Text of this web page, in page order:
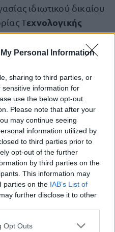
Personal Information
sharing to third parties, or
information for
use the below opt-out
Please note that after your
may continue seeing
information utilized by
to third parties prior to
opt-out of the further
by third parties on the
This information may
parties on the IAB’s List of
further disclose it to other
uses one or more Google
Opt Outs
ιδιωτικού δικαίου
Τεχνολογικής
κλάδων/ειδικοτήτων
σε όλη τη χώρα.
στουςεπιτυχόντες
διαγωνισμού της
στη
εξέταση της1Γ/2024
δασοπόνους.
και στους δύο